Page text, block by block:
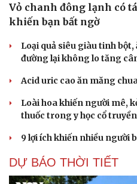
Cải chính
Vỏ chanh đông lạnh có
khiến bạn bất ngờ
Loại quả siêu giàu tinh
đường lại không lo tăng
Acid uric cao ăn măng
Loài hoa khiến người mê,
thuốc trong y học cổ truyền
9 lợi ích khiến nhiều người
DỰ BÁO THỜI TIẾT